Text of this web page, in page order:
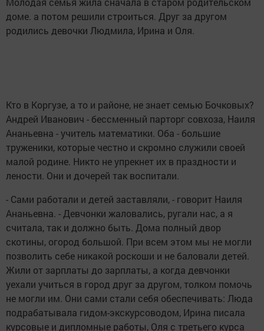
доме. а потом решили строиться. Друг за другом
родились девочки Людмила, Ирина и Оля.
Кто в Коргузе, а то и районе, не знает семью Бочковых?
Андрей Иванович - бессменный парторг совхоза, Наиля
Ананьевна - учитель математики. Оба - большие
труженики, которые честно и скромно служили своей
малой родине. Никто не упрекнет их в праздности и
лености. Они и дочерей так воспитали.
- Сами работали и детей заставляли, - говорит Наиля
Ананьевна. - Девчонки жаловались, ругали нас, а я
считала, так и должно быть. Дома полный двор
скотины, огород большой. При всем этом мы не могли
позволить себе никакой роскоши и не баловали детей.
Жили от зарплаты до зарплаты, а когда девчонки
уехали учиться в город друг за другом, толком помочь
не могли им. Они сами стали себя обеспечивать: Люда
подрабатывала гидом-экскурсоводом, Ирина писала
курсовые и дипломные работы, Оля с третьего курса